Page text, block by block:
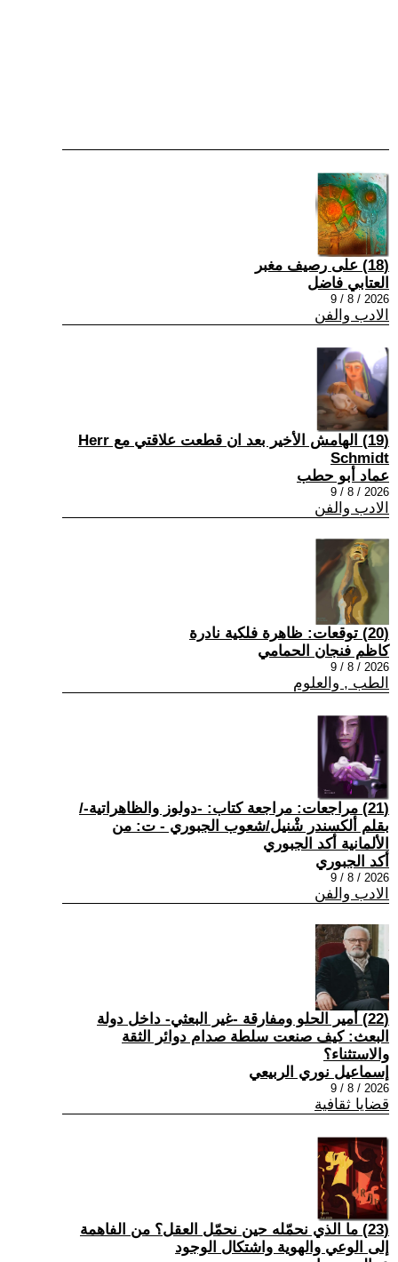
(18) على رصيف مغبر
العتابي فاضل
2026 / 8 / 9
الادب والفن
(19) الهامش الأخير بعد ان قطعت علاقتي مع Herr
Schmidt
عماد أبو حطب
2026 / 8 / 9
الادب والفن
(20) توقعات: ظاهرة فلكية نادرة
كاظم فنجان الحمامي
2026 / 8 / 9
الطب , والعلوم
(21) مراجعات: مراجعة كتاب: -دولوز والظاهراتية-/
بقلم ألكسندر شْنيل/شعوب الجبوري - ت: من
الألمانية أكد الجبوري
أكد الجبوري
2026 / 8 / 9
الادب والفن
(22) أمير الحلو ومفارقة -غير البعثي- داخل دولة
البعث: كيف صنعت سلطة صدام دوائر الثقة
والاستثناء؟
إسماعيل نوري الربيعي
2026 / 8 / 9
قضايا ثقافية
(23) ما الذي نحمّله حين نحمّل العقل؟ من الفاهمة
إلى الوعي والهوية واشتكال الوجود